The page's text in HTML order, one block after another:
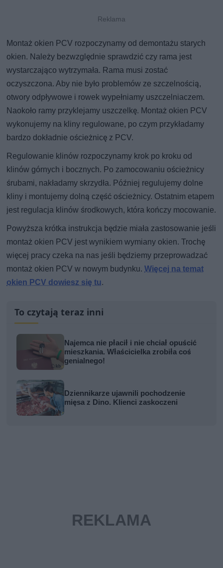
Montaż okien PCV rozpoczynamy od demontażu starych
okien. Należy bezwzględnie sprawdzić czy rama jest
wystarczająco wytrzymała. Rama musi zostać
oczyszczona. Aby nie było problemów ze szczelnością,
otwory odpływowe i rowek wypełniamy uszczelniaczem.
Naokoło ramy przyklejamy uszczelkę. Montaż okien PCV
wykonujemy na kliny regulowane, po czym przykładamy
bardzo dokładnie ościeżnicę z PCV.
Regulowanie klinów rozpoczynamy krok po kroku od
klinów górnych i bocznych. Po zamocowaniu ościeżnicy
śrubami, nakładamy skrzydła. Później regulujemy dolne
kliny i montujemy dolną część ościeżnicy. Ostatnim etapem
jest regulacja klinów środkowych, która kończy mocowanie.
Powyższa krótka instrukcja będzie miała zastosowanie jeśli
montaż okien PCV jest wynikiem wymiany okien. Trochę
więcej pracy czeka na nas jeśli będziemy przeprowadzać
montaż okien PCV w nowym budynku.Więcej na temat
okien PCV dowiesz się tu.
To czytają teraz inni
Najemca nie płacił i nie chciał opuścić
mieszkania. Właścicielka zrobiła coś
genialnego!
Dziennikarze ujawnili pochodzenie
mięsa z Dino. Klienci zaskoczeni